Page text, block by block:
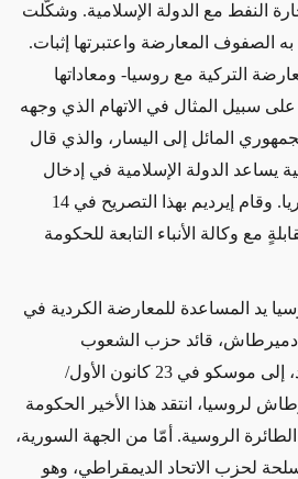
النفط مع الدولة الإسلامية. وشكّلت
الصفوف المعارضة واعتبرتها إثبات.
التركية مع روسيا- ومعاداتها
سبيل المثال في الاتهام الذي وجهه
المائل إلى اليسار، والذي قال
يساعد الدولة الإسلامية في إدخال
الأسلحة الكيميائية إلى سوريا. وقام إيرديم بهذا التصريح في 14
مع وكالة الأنباء التابعة للحكومة
يد المساعدة للمعارضة الكردية في
دميرطاش، قائد حزب الشعوب
الديمقراطي الداعم للأكراد، إلى موسكو في 23 كانون الأول/
لروسيا، انتقد هذا الأخير الحكومة
الطائرة الروسية. أمّا من الجهة السورية،
لحزب الاتحاد الديمقراطي، وهو